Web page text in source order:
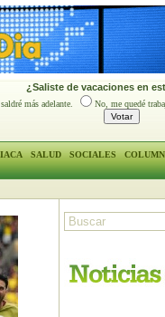
¿Saliste de vacaciones en
más adelante. No, me quedé
SALUD SOCIALES